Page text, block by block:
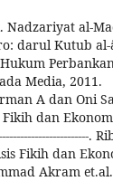
Nadzariyat al-
darul Kutub
Media, 2011.
A dan Oni
dan
Fikih dan
Akram